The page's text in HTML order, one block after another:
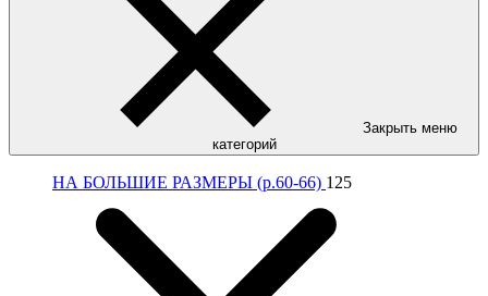
Закрыть меню
категорий
НА БОЛЬШИЕ РАЗМЕРЫ (р.60-66) 125